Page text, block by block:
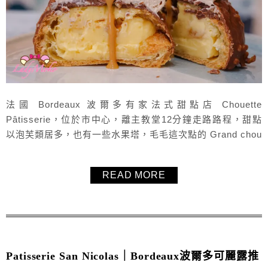
法國 Bordeaux 波爾多有家法式甜點店 Chouette
Pâtisserie，位於市中心，離主教堂12分鐘走路路程，甜點
以泡芙類居多，也有一些水果塔，毛毛這次點的 Grand chou
們提供免費的Wifi使用，還可以手機充電（他們官網特別強調
READ MORE
Patisserie San Nicolas｜Bordeaux波爾多可麗露推